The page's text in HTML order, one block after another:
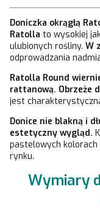
Doniczka okrągłą
Ratolla to wysokiej
ulubionych rośliny. W
odprowadzania
Ratolla Round
rattanową. Obrzeże
jest
Donice nie blakną i
estetyczny wygląd.
pastelowych
rynku.
Wymiary